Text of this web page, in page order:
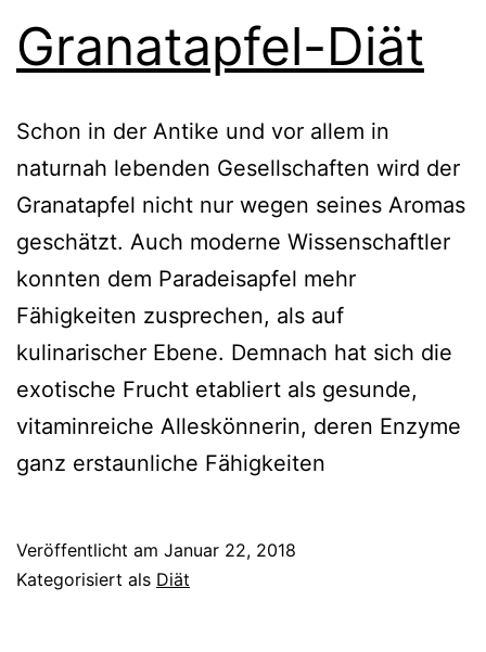
Granatapfel-Diät
Schon in der Antike und vor allem in
naturnah lebenden Gesellschaften wird der
Granatapfel nicht nur wegen seines Aromas
geschätzt. Auch moderne Wissenschaftler
konnten dem Paradeisapfel mehr
Fähigkeiten zusprechen, als auf
kulinarischer Ebene. Demnach hat sich die
exotische Frucht etabliert als gesunde,
vitaminreiche Alleskönnerin, deren Enzyme
ganz erstaunliche Fähigkeiten
Veröffentlicht am Januar 22, 2018
Kategorisiert als Diät